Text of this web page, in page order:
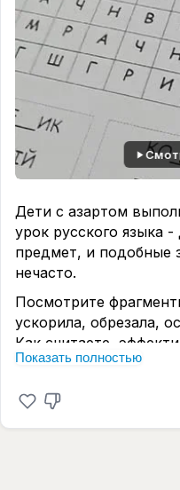
Дети с азартом
урок русского языка
предмет, и подобные
нечасто.
Посмотрите
ускорила, обрезала,
Как считаете,
Показать полностью